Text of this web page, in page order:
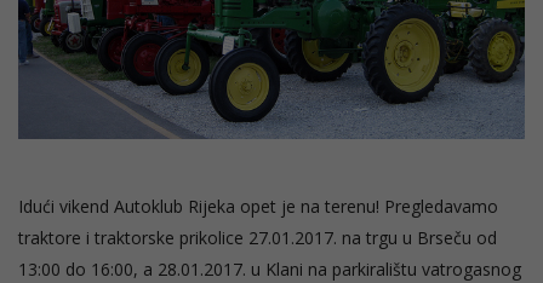
Idući vikend Autoklub Rijeka opet je na terenu! Pregledavamo
traktore i traktorske prikolice 27.01.2017. na trgu u Brseču od
13:00 do 16:00, a 28.01.2017. u Klani na parkiralištu vatrogasnog